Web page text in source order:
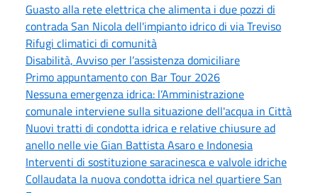
Guasto alla rete elettrica che alimenta i due pozzi di
contrada San Nicola dell'impianto idrico di via Treviso
Rifugi climatici di comunità
Disabilità, Avviso per l’assistenza domiciliare
Primo appuntamento con Bar Tour 2026
Nessuna emergenza idrica: l’Amministrazione
comunale interviene sulla situazione dell'acqua in Città
Nuovi tratti di condotta idrica e relative chiusure ad
anello nelle vie Gian Battista Asaro e Indonesia
Interventi di sostituzione saracinesca e valvole idriche
Collaudata la nuova condotta idrica nel quartiere San